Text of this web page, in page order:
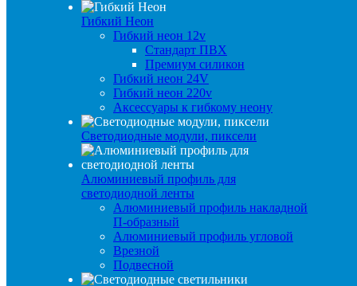
Гибкий Неон
Гибкий неон 12v
Стандарт ПВХ
Премиум силикон
Гибкий неон 24V
Гибкий неон 220v
Аксессуары к гибкому неону
Светодиодные модули, пиксели
Алюминиевый профиль для
светодиодной ленты
Алюминиевый профиль накладной
П-образный
Алюминиевый профиль угловой
Врезной
Подвесной